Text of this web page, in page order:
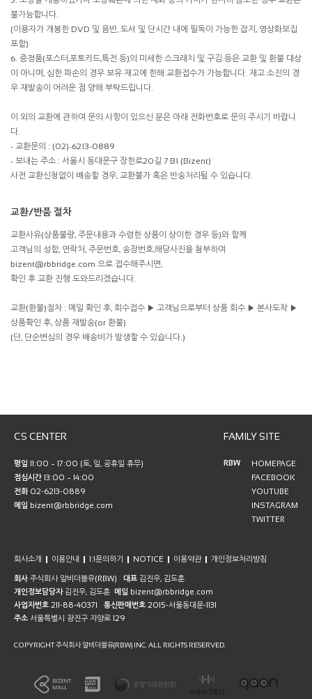
불가능합니다.
(이용자가 개봉한 DVD 및 음반, 도서 및 단시간 내에 필독이 가능한 잡지, 영상화보집
포함)
6. 증정품(포스터,포토카드,특전 등)의 미세한 스크래치 및 구김 등은 교환 및 환불 대상
이 아니며, 심한 파손의 경우 보유 재고에 한해 교환접수가 가능합니다. 재고 소진의 경
우 재발송이 어려운 점 양해 부탁드립니다.
이 외의 교환에 관하여 문의 사항이 있으신 분은 아래 전화번호로 문의 주시기 바랍니
다.
- 교환문의 : (02)-6213-0889
- 보내는 주소 : 서울시 동대문구 장한로20길 7 B1 (Bizent)
사전 교환신청없이 배송할 경우, 교환불가 혹은 반송처리될 수 있습니다.
교환/반품 절차
교환사유(상품불량, 주문내용과 수령한 상품이 상이한 경우 등)와 함께
고객님의 성함, 연락처, 주문번호, 송장번호,해당사진을 첨부하여
bizent@rbbridge.com 으로 접수해주시면,
확인 후 교환 진행 도와드리겠습니다.
교환(환불)절차 : 메일 확인 후, 회수접수 ▶ 고객님으로부터 상품 회수 ▶ 본사도착 ▶
상품확인 후, 상품 재발송(or 환불)
(단, 단순변심의 경우 배송비가 발생할 수 있습니다.)
CS CENTER
평일 11:00 ~ 17:00 (토, 일, 공휴일 휴무)
점심시간 13:00 ~ 14:00
전화02-6213-0889
메일 bizent@rbbridge.com
FAMILY SITE
RBW
HOMEPAGE
FACEBOOK
YOUTUBE
INSTAGRAM
TWITTER
회사소개 이용안내 1:1문의하기 NOTICE 이용약관 개인정보처리방침
회사 주식회사 알비더블유(RBW) 대표 김진우, 김도훈
개인정보담당자김진우, 김도훈 메일 bizent@rbbridge.com
사업자번호 211-88-40371 통신판매번호 2015-서울동대문-1131
주소 서울특별시 광진구 자양로 129
COPYRIGHT 주식회사 알비더블유(RBW) INC. ALL RIGHTS RESERVED.